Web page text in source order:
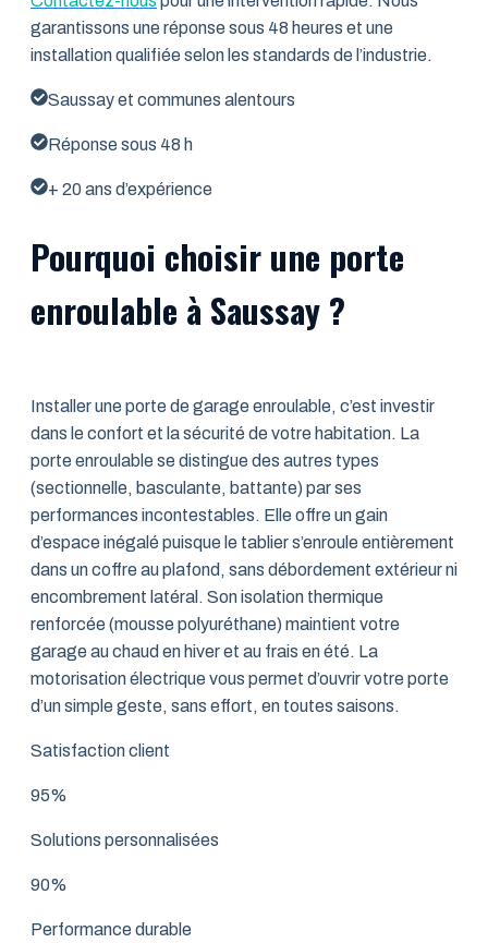
garantissons une réponse sous 48 heures et une
installation qualifiée selon les standards de l’industrie.
Saussay et communes alentours
Réponse sous 48 h
+ 20 ans d’expérience
Pourquoi choisir une porte
enroulable à Saussay ?
Installer une porte de garage enroulable, c’est investir
dans le confort et la sécurité de votre habitation. La
porte enroulable se distingue des autres types
(sectionnelle, basculante, battante) par ses
performances incontestables. Elle offre un gain
d’espace inégalé puisque le tablier s’enroule entièrement
dans un coffre au plafond, sans débordement extérieur ni
encombrement latéral. Son isolation thermique
renforcée (mousse polyuréthane) maintient votre
garage au chaud en hiver et au frais en été. La
motorisation électrique vous permet d’ouvrir votre porte
d’un simple geste, sans effort, en toutes saisons.
Satisfaction client
95%
Solutions personnalisées
90%
Performance durable